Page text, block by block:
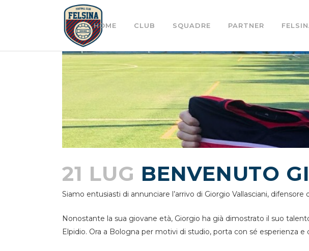
HOME CLUB SQUADRE PARTNER
21 LUG BENVENUTO
Siamo entusiasti di annunciare l’arrivo di Giorgio Vallasciani, difensore
Nonostante la sua giovane età, Giorgio ha già dimostrato il suo
Elpidio. Ora a Bologna per motivi di studio, porta con sé esperienza e